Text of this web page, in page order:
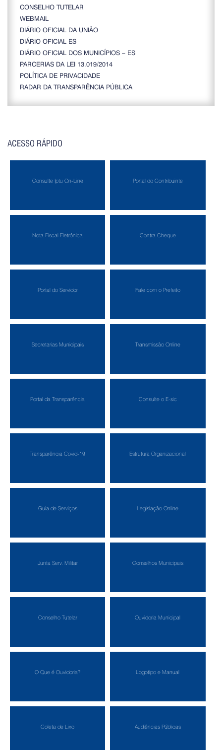
CONSELHO TUTELAR
WEBMAIL
DIÁRIO OFICIAL DA UNIÃO
DIÁRIO OFICIAL ES
DIÁRIO OFICIAL DOS MUNICÍPIOS – ES
PARCERIAS DA LEI 13.019/2014
POLÍTICA DE PRIVACIDADE
RADAR DA TRANSPARÊNCIA PÚBLICA
ACESSO RÁPIDO
Consulte Iptu On-Line Portal do Contribuinte
Nota Fiscal Eletrônica Contra Cheque
Portal do Servidor Fale com o Prefeito
Secretarias Municipais Transmissão Online
Portal da Transparência Consulte o E-sic
Transparência Covid-19 Estrutura Organizacional
Guia de Serviços Legislação Online
Junta Serv. Militar Conselhos Municipais
Conselho Tutelar Ouvidoria Municipal
O Que é Ouvidoria? Logotipo e Manual
Coleta de Lixo Audiências Públicas